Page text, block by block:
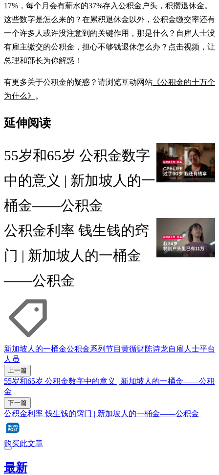
17%，每个月会有薪水的37%存入公积金户头，积攒退休金。
这些数字是怎么来的？在累积退休金以外，公积金缴交率还有
一个许多人或许没注意到的关键作用，那是什么？自雇人士没
有雇主缴交的公积金，担心不够钱退休怎么办？点击视频，让
总理和部长为你解惑！
有更多关于公积金的疑惑？请浏览互动网站 《公积金的十万个
为什么》
。
延伸阅读
55岁和65岁 公积金数字
中的意义 | 新加坡人的一
桶金——公积金
公积金利率 钱生钱的窍
门 | 新加坡人的一桶金
——公积金
新加坡人的一桶金公积金系列节目 黄循财陈诗龙自雇人士平台
人员
上一篇
55岁和65岁 公积金数字中的意义 | 新加坡人的一桶金——公积
金
下一篇
公积金利率 钱生钱的窍门 | 新加坡人的一桶金——公积金
购买此文章
最新